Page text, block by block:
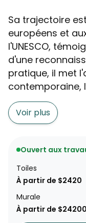
Sa trajectoire
européens et
l'UNESCO,
d'une
pratique, il met
contemporaine,
Voir plus
Ouvert aux
Toiles
À partir de $2420
Murale
À partir de $24200